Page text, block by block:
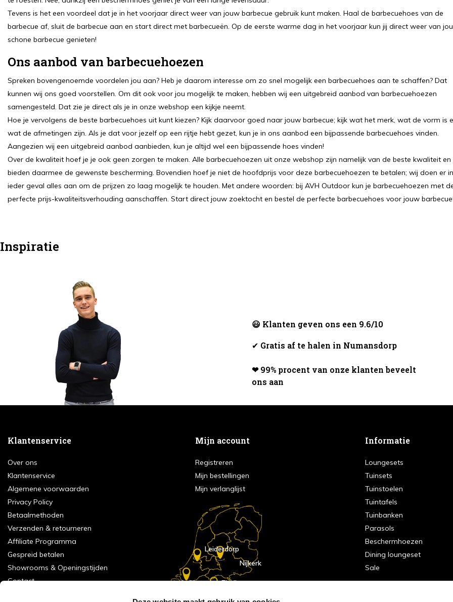
Tevens is het een voordeel dat je in het voorjaar direct weer van jouw barbecue gebruik kunt maken. Haal de barbecuehoes van de
barbecue af, sluit de barbecue aan en start direct met barbecueën. Op de eerste warme dag in het voorjaar kun jij direct weer van
schone barbecue genieten!
Ons aanbod van barbecuehoezen
Spreken bovengenoemde voordelen jou aan? Heb je daarom interesse om zo snel mogelijk een barbecuehoes aan te schaffen? Dat
kunnen wij ons goed voorstellen. Om dit ook voor jou mogelijk te maken, hebben wij een uitgebreid aanbod van barbecuehoezen
samengesteld. Dat zie je direct als je in onze webshop een kijkje neemt.
Hoe je vervolgens de beste barbecuehoes uit kunt kiezen? Kijk daarvoor goed naar jouw barbecue; kijk wat het merk, wat de vorm is
wat de afmetingen zijn. Als je dat voor jezelf op een rijtje hebt gezet, kun je in ons aanbod een bijpassende barbecuehoes vinden.
Aangezien wij een uitgebreid aanbod aanbieden, kun je altijd wel een bijpassende hoes vinden!
Over de kwaliteit hoef je je ook geen zorgen te maken. Alle barbecuehoezen uit onze webshop zijn namelijk van de beste kwaliteit en
bieden daarmee de gewenste bescherming. Bovendien hoef je niet de hoofdprijs voor deze barbecuehoezen te betalen; wij doen er in
ieder geval alles aan om de prijzen zo laag mogelijk te houden. Met andere woorden: bij AVH Outdoor kun je barbecuehoezen met
perfecte prijs-kwaliteitsverhouding aanschaffen. Start direct jouw zoektocht en bestel de perfecte barbecuehoes voor jouw
Inspiratie
😃 Klanten geven ons een 9.6/10
✔ Gratis af te halen in Numansdorp
❤ 99% procent van onze klanten beveelt
ons aan
Klantenservice
Over ons
Klantenservice
Algemene voorwaarden
Privacy Policy
Betaalmethoden
Verzenden & retourneren
Affiliate Programma
Gespreid betalen
Showrooms & Openingstijden
Contact
Mijn account
Registreren
Mijn bestellingen
Mijn verlanglijst
Eindhoven
Nijkerk
Leiderdorp
Informatie
Loungesets
Tuinsets
Tuinstoelen
Tuintafels
Tuinbanken
Parasols
Beschermhoezen
Dining loungeset
Sale